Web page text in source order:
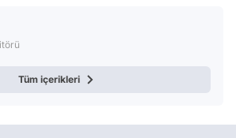
Tüm içerikleri